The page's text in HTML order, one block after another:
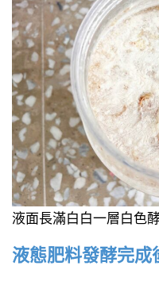
液面長滿白白一層白色
液態肥料發酵完成